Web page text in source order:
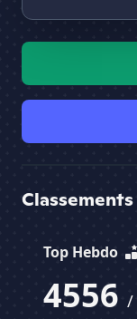
Classements
Top Hebdo
4556 /